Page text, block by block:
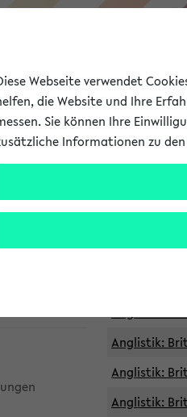
eKVV
Anglistik:
Anglistik:
Anglistik:
Anglistik:
Anglistik:
Webseite verwendet
die Website und Ihre
Sie können Ihre
Informationen zu